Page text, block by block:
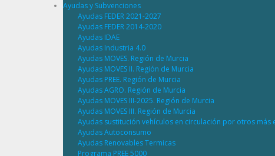
Ayudas y Subvenciones
Ayudas FEDER 2021-2027
Ayudas FEDER 2014-2020
Ayudas IDAE
Ayudas Industria 4.0
Ayudas MOVES. Región de Murcia
Ayudas MOVES II. Región de Murcia
Ayudas PREE. Región de Murcia
Ayudas AGRO. Región de Murcia
Ayudas MOVES III-2025. Región de Murcia
Ayudas MOVES III. Región de Murcia
Ayudas sustitución vehículos en circulación por otros más
Ayudas Autoconsumo
Ayudas Renovables Termicas
Programa PREE 5000